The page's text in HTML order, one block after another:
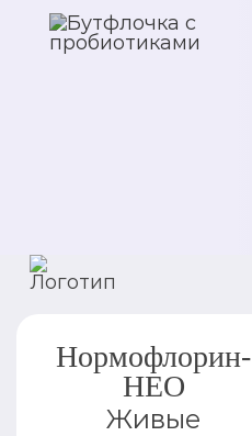
Нормофлорин-
НЕО
Живые